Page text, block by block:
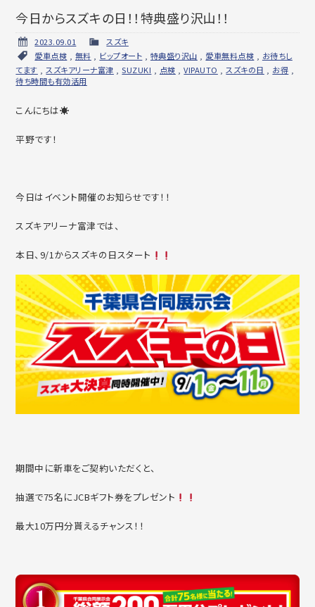
今日からスズキの日！！特典盛り沢山！！
2023.09.01
スズキ
愛車点検 , 無料 , ビップオート , 特典盛り沢山 , 愛車無料点検 , お待ちし
てます ,スズキアリーナ富津 ,SUZUKI , 点検 ,VIPAUTO ,スズキの日 , お得 ,
待ち時間も有効活用
こんにちは☀
平野です！
今日はイベント開催のお知らせです！！
スズキアリーナ富津では、
本日、9/1からスズキの日スタート
期間中に新車をご契約いただくと、
抽選で75名にJCBギフト券をプレゼント
最大10万円分貰えるチャンス！！